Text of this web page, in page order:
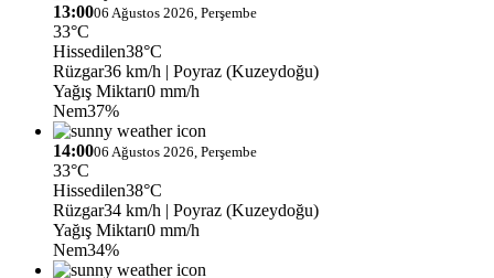
13:0006 Ağustos 2026, Perşembe
33°C
Hissedilen38°C
Rüzgar36 km/h | Poyraz (Kuzeydoğu)
Yağış Miktarı0 mm/h
Nem37%
14:0006 Ağustos 2026, Perşembe
33°C
Hissedilen38°C
Rüzgar34 km/h | Poyraz (Kuzeydoğu)
Yağış Miktarı0 mm/h
Nem34%